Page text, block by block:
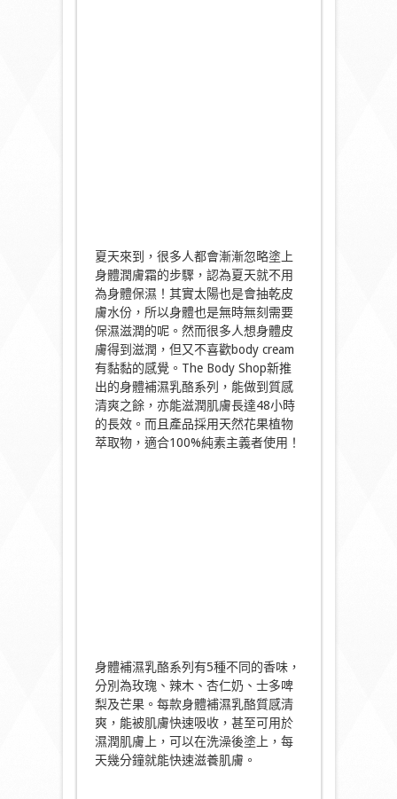
夏天來到，很多人都會漸漸忽略塗上
身體潤膚霜的步驟，認為夏天就不用
為身體保濕！其實太陽也是會抽乾皮
膚水份，所以身體也是無時無刻需要
保濕滋潤的呢。然而很多人想身體皮
膚得到滋潤，但又不喜歡body cream
有黏黏的感覺。 The Body Shop新推
出的身體補濕乳酪系列，能做到質感
清爽之餘，亦能滋潤肌膚長達48小時
的長效。而且產品採用天然花果植物
萃取物，適合100%純素主義者使用！
身體補濕乳酪系列有5種不同的香味，
分別為玫瑰、辣木、杏仁奶、士多啤
梨及芒果。每款身體補濕乳酪質感清
爽，能被肌膚快速吸收，甚至可用於
濕潤肌膚上，可以在洗澡後塗上，每
天幾分鐘就能快速滋養肌膚。